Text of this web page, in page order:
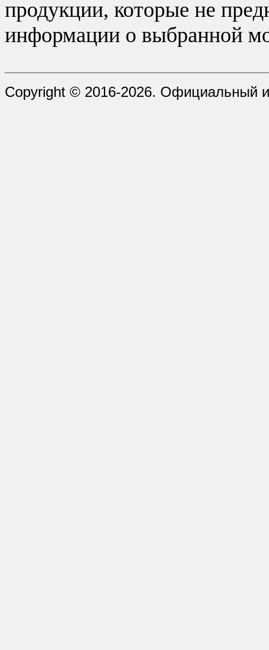
продукции, которые не
информации о выбранной
Copyright © 2016-2026. Официальный